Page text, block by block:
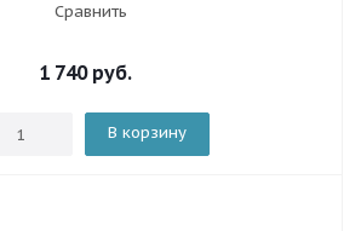
Сравнить
1 740руб.
В корзину